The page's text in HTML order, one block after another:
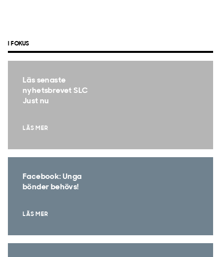
I FOKUS
Läs senaste
nyhetsbrevet SLC
Just nu
LÄS MER
Facebook: Unga
bönder behövs!
LÄS MER